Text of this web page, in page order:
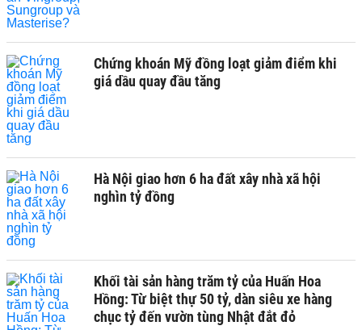
Chứng khoán Mỹ đồng loạt giảm điểm khi
giá dầu quay đầu tăng
Hà Nội giao hơn 6 ha đất xây nhà xã hội
nghìn tỷ đồng
Khối tài sản hàng trăm tỷ của Huấn Hoa
Hồng: Từ biệt thự 50 tỷ, dàn siêu xe hàng
chục tỷ đến vườn tùng Nhật đắt đỏ